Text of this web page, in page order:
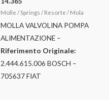
Molle / Springs / Resorte / Mola
MOLLA VALVOLINA POMPA
ALIMENTAZIONE –
Riferimento Originale:
2.444.615.006 BOSCH –
705637 FIAT